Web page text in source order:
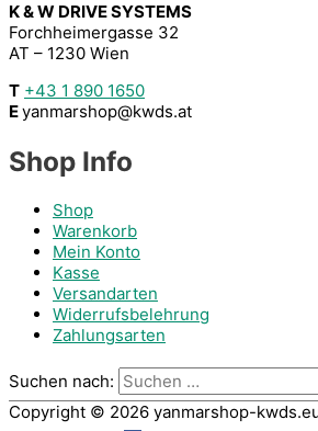
K & W DRIVE SYSTEMS
Forchheimergasse 32
AT – 1230 Wien
T +43 1 890 1650
Eyanmarshop@kwds.at
Shop Info
Shop
Warenkorb
Mein Konto
Kasse
Versandarten
Widerrufsbelehrung
Zahlungsarten
Suchen nach:
Copyright © 2026 yanmarshop-